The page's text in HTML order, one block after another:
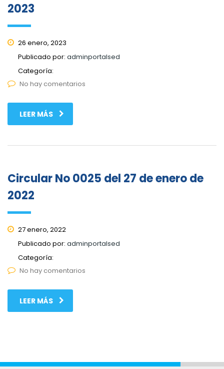
2023
26 enero, 2023
Publicado por: adminportalsed
Categoría:
No hay comentarios
LEER MÁS
Circular No 0025 del 27 de enero de
2022
27 enero, 2022
Publicado por: adminportalsed
Categoría:
No hay comentarios
LEER MÁS